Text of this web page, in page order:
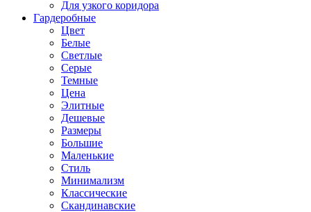
Для узкого коридора
Гардеробные
Цвет
Белые
Светлые
Серые
Темные
Цена
Элитные
Дешевые
Размеры
Большие
Маленькие
Стиль
Минимализм
Классические
Скандинавские